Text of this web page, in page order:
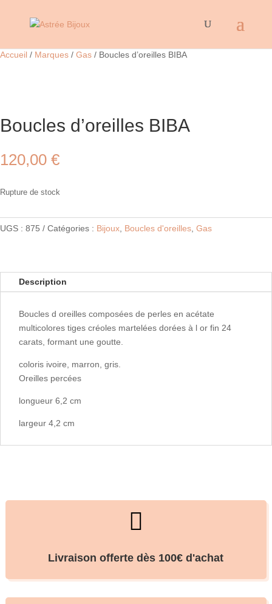
Accueil / Marques / Gas / Boucles d’oreilles BIBA
Boucles d’oreilles BIBA
120,00 €
Rupture de stock
UGS : 875 Catégories : Bijoux Boucles d'oreilles Gas
Description
Boucles d oreilles composées de perles en acétate
multicolores tiges créoles martelées dorées à l or fin 24
carats, formant une goutte.
coloris ivoire, marron, gris.
Oreilles percées
longueur 6,2 cm
largeur 4,2 cm

Livraison offerte dès 100€ d'achat